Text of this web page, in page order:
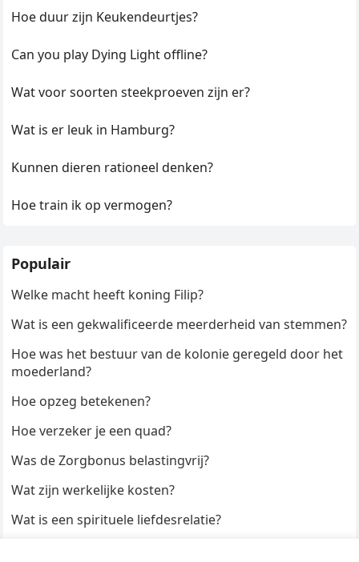
Hoe duur zijn Keukendeurtjes?
Can you play Dying Light offline?
Wat voor soorten steekproeven zijn er?
Wat is er leuk in Hamburg?
Kunnen dieren rationeel denken?
Hoe train ik op vermogen?
Populair
Welke macht heeft koning Filip?
Wat is een gekwalificeerde meerderheid van stemmen?
Hoe was het bestuur van de kolonie geregeld door het
moederland?
Hoe opzeg betekenen?
Hoe verzeker je een quad?
Was de Zorgbonus belastingvrij?
Wat zijn werkelijke kosten?
Wat is een spirituele liefdesrelatie?